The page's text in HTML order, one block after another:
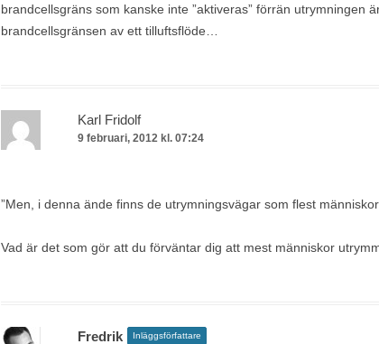
brandcellsgräns som kanske inte ”aktiveras” förrän utrymningen
brandcellsgränsen av ett tilluftsflöde…
Karl Fridolf
9 februari, 2012 kl. 07:24
”Men, i denna ände finns de utrymningsvägar som flest
Vad är det som gör att du förväntar dig att mest människor
Fredrik Inläggsförfattare